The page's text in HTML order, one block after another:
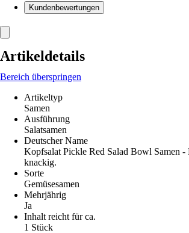
Kundenbewertungen
Artikeldetails
Bereich überspringen
Artikeltyp
Samen
Ausführung
Salatsamen
Deutscher Name
Kopfsalat Pickle Red Salad Bowl Samen -
knackig.
Sorte
Gemüsesamen
Mehrjährig
Ja
Inhalt reicht für ca.
1 Stück